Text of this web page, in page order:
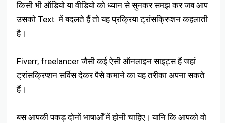
किसी भी ऑडियो या वीडियो को ध्यान से सुनकर समझ कर जब आप
उसको Text में बदलते हैं तो यह प्रक्रिया ट्रांसक्रिप्शन कहलाती
है।
Fiverr, freelancer जैसी कई ऐसी ऑनलाइन साइट्स हैं जहां
ट्रांसक्रिप्शन सर्विस देकर पैसे कमाने का यह तरीका अपना सकते
हैं।
बस आपकी पकड़ दोनों भाषाओँ में होनी चाहिए। यानि कि आपको वो